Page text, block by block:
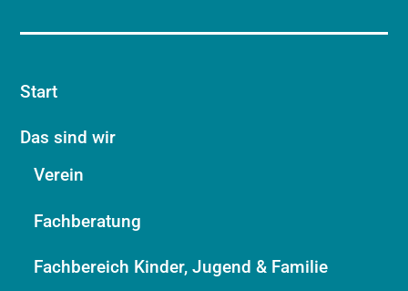
Start
Das sind wir
Verein
Fachberatung
Fachbereich Kinder, Jugend & Familie